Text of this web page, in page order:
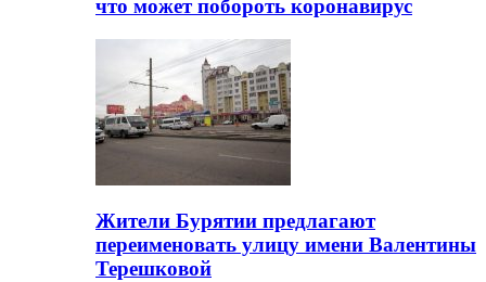
что может побороть коронавирус
Жители Бурятии предлагают
переименовать улицу имени Валентины
Терешковой